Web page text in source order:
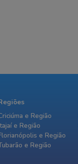
e Região
e Região
e Região
e Região